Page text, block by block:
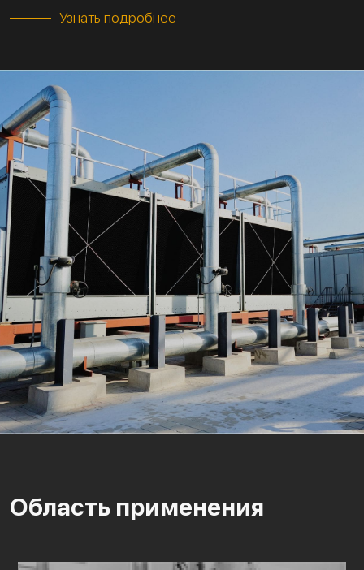
Узнать подробнее
Область применения